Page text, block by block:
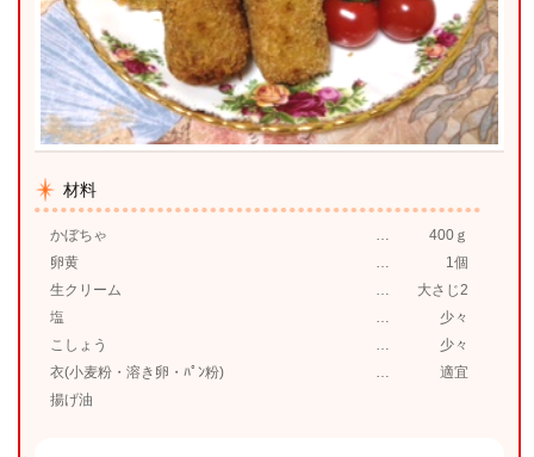
材料
かぼちゃ
400ｇ
卵黄
1個
生クリーム
大さじ2
塩
少々
こしょう
少々
衣(小麦粉・溶き卵・ﾊﾟﾝ粉)
適宜
揚げ油